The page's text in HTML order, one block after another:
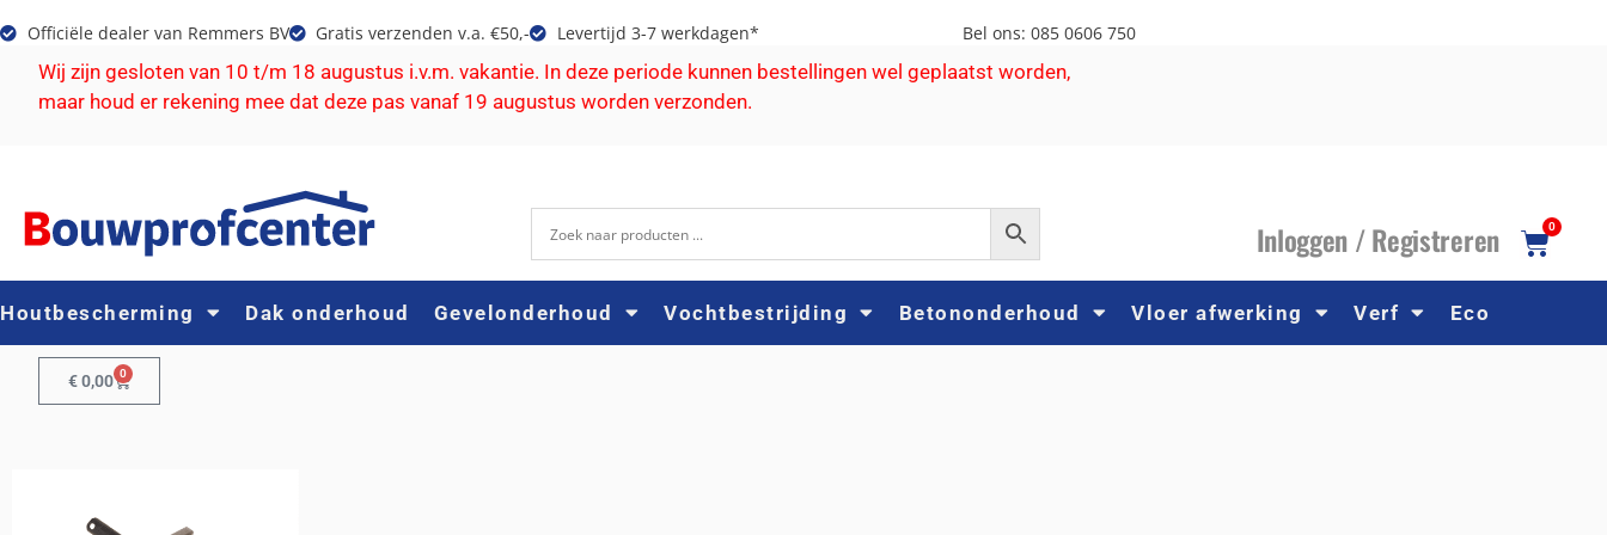
Officiële dealer van Remmers BV Gratis verzenden v.a. €50,- Levertijd 3-7 werkdagen* Bel ons: 085 0606 750
Wij zijn gesloten van 10 t/m 18 augustus i.v.m. vakantie. In deze periode kunnen bestellingen wel geplaatst worden,
maar houd er rekening mee dat deze pas vanaf 19 augustus worden verzonden.
Inloggen /Registreren 0
Houtbescherming Dak onderhoud Gevelonderhoud Vochtbestrijding Betononderhoud Vloer afwerking Verf Eco
€0,00 0